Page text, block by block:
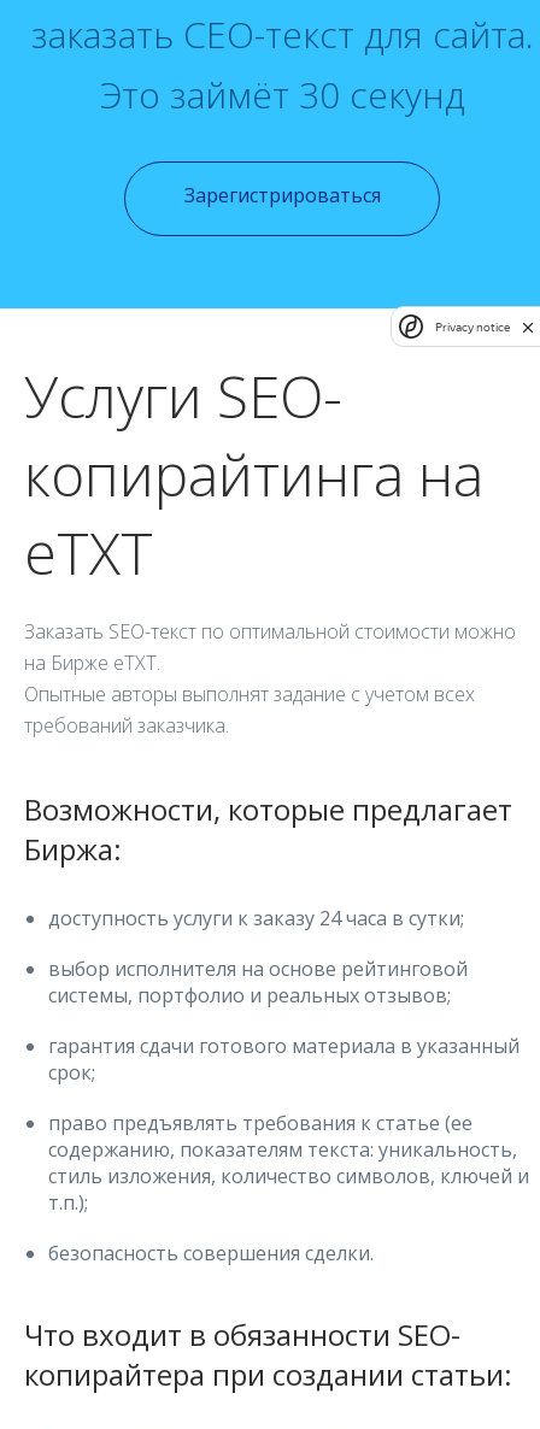
заказать СЕО-текст для сайта.
Это займёт 30 секунд
Зарегистрироваться
Услуги SEO-
копирайтинга на
еТХТ
Заказать SEO-текст по оптимальной стоимости можно
на Бирже еТХТ.
Опытные авторы выполнят задание с учетом всех
требований заказчика.
Возможности, которые предлагает
Биржа:
доступность услуги к заказу 24 часа в сутки;
выбор исполнителя на основе рейтинговой
системы, портфолио и реальных отзывов;
гарантия сдачи готового материала в указанный
срок;
право предъявлять требования к статье (ее
содержанию, показателям текста: уникальность,
стиль изложения, количество символов, ключей и
т.п.);
безопасность совершения сделки.
Что входит в обязанности SEO-
копирайтера при создании статьи:
Privacy notice